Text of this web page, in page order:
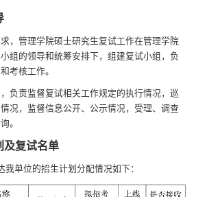
，管理学院硕士研究生复试工作在管理学院
组的领导和统筹安排下，组建复试小组，负
考核工作。
负责监督复试相关工作规定的执行情况，巡
况，监督信息公开、公示情况，受理、调查
。
及复试名单
我单位的招生计划分配情况如下：